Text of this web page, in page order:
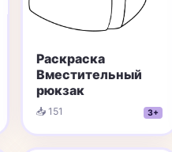
Раскраска
Вместительный
рюкзак
📥 151 3+